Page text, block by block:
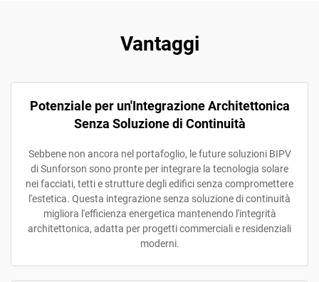
Vantaggi
Potenziale per un'Integrazione Architettonica
Senza Soluzione di Continuità
Sebbene non ancora nel portafoglio, le future soluzioni BIPV
di Sunforson sono pronte per integrare la tecnologia solare
nei facciati, tetti e strutture degli edifici senza compromettere
l'estetica. Questa integrazione senza soluzione di continuità
migliora l'efficienza energetica mantenendo l'integrità
architettonica, adatta per progetti commerciali e residenziali
moderni.